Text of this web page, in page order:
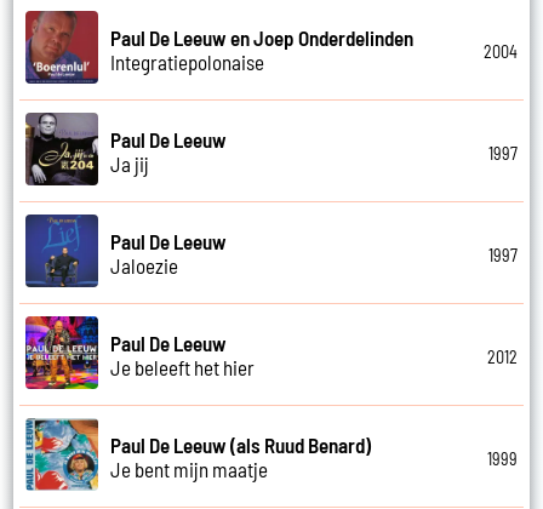
Paul De Leeuw en Joep Onderdelinden
Integratiepolonaise
2004
Paul De Leeuw
Ja jij
1997
Paul De Leeuw
Jaloezie
1997
Paul De Leeuw
Je beleeft het hier
2012
Paul De Leeuw (als Ruud Benard)
Je bent mijn maatje
1999